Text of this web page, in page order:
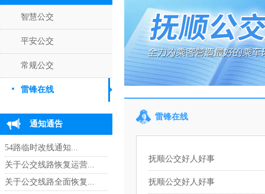
智慧公交
平安公交
常规公交
雷锋在线
通知通告
54路临时改线通知...
关于公交线路恢复运营...
关于公交线路全面恢复...
雷锋在线
抚顺公交好人好事
抚顺公交好人好事